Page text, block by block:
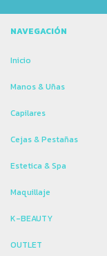
NAVEGACIÓN
Inicio
Manos & Uñas
Capilares
Cejas & Pestañas
Estetica & Spa
Maquillaje
K-BEAUTY
OUTLET